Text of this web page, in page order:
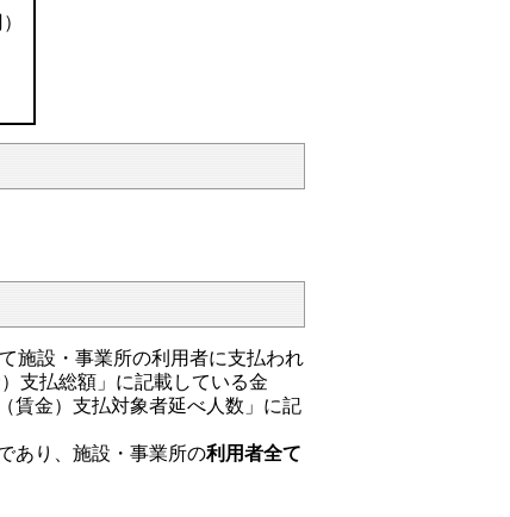
施設・事業所の利用者に支払われ
支払総額」に記載している金
賃金）支払対象者延べ人数」に記
あり、施設・事業所の利用者全て